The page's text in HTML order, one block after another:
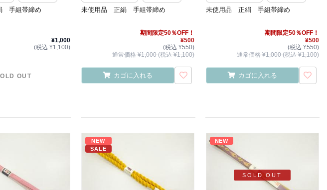
手組帯締め
¥1,000
(税込 ¥1,100)
OUT
未使用品 正絹 手組帯締め
期間限定50％OFF！
¥500
(税込 ¥550)
通常価格 ¥1,000 (税込 ¥1,100)
カゴに入れる
未使用品 正絹 手組帯締め
期間限定50％OFF！
¥500
(税込 ¥550)
通常価格 ¥1,000 (税込 ¥1,100)
カゴに入れる
NEW
SALE
NEW
SOLD OUT